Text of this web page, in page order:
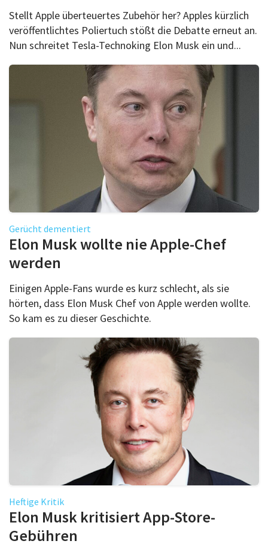
Stellt Apple überteuertes Zubehör her? Apples kürzlich
veröffentlichtes Poliertuch stößt die Debatte erneut an.
Nun schreitet Tesla-Technoking Elon Musk ein und...
Gerücht dementiert
Elon Musk wollte nie Apple-Chef
werden
Einigen Apple-Fans wurde es kurz schlecht, als sie
hörten, dass Elon Musk Chef von Apple werden wollte.
So kam es zu dieser Geschichte.
Heftige Kritik
Elon Musk kritisiert App-Store-
Gebühren